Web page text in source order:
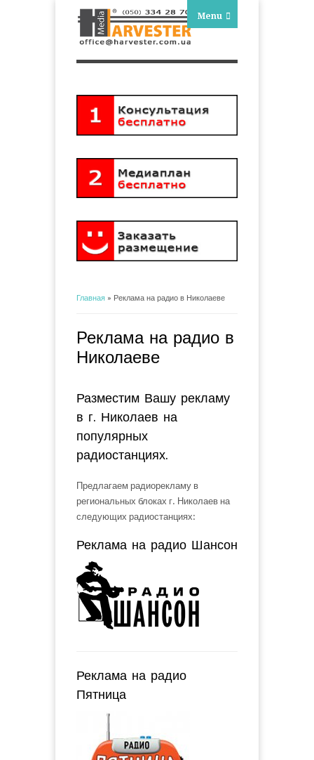
Menu
Главная » Реклама на радио в Николаеве
Реклама на радио в
Николаеве
Разместим Вашу рекламу
в г. Николаев на
популярных
радиостанциях.
Предлагаем радиорекламу в
региональных блоках г. Николаев на
следующих радиостанциях:
Реклама на радио Шансон
Реклама на радио
Пятница